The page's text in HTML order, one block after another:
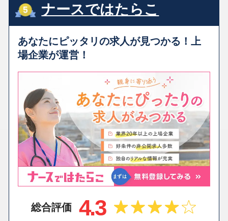
ナースではたらこ
あなたにピッタリの求人が見つかる！上
場企業が運営！
総合評価 4.3